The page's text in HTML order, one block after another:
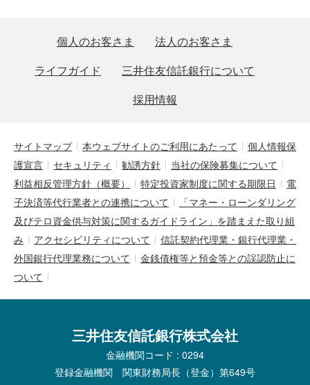
個人のお客さま
法人のお客さま
ライフガイド
三井住友信託銀行について
採用情報
サイトマップ 本ウェブサイトのご利用にあたって
個人情報保
護宣言
セキュリティ 勧誘方針
当社の保険募集について
利益相反管理方針（概要）
特定投資家制度に関する期限日
電
子決済等代行業者との連携について
「マネー・ローンダリング
及びテロ資金供与対策に関するガイドライン」を踏まえた取り組
み
アクセシビリティについて
信託契約代理業・銀行代理業・
外国銀行代理業務について
金銭債権等と預金等との誤認防止に
ついて
三井住友信託銀行株式会社
金融機関コード : 0294
登録金融機関 関東財務局長（登金）第649号